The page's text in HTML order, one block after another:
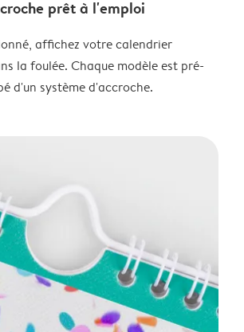
prêt à l'emploi
affichez votre calendrier
la foulée. Chaque modèle est pré-
d'un système d'accroche.